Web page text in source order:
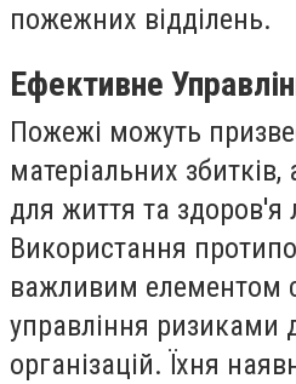
пожежних відділень.
Ефективне
Пожежі можуть
матеріальних
для життя та здоров'я
Використання
важливим елементом
управління ризиками
організацій. Їхня